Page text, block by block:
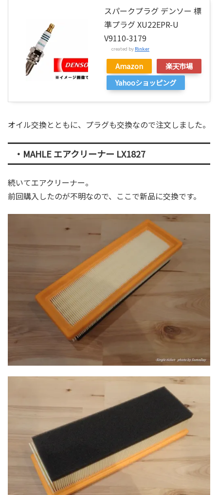
スパークプラグ デンソー 標
準プラグ XU22EPR-U
V9110-3179
created by Rinker
Amazon
楽天市場
Yahooショッピング
オイル交換とともに、プラグも交換なので注文しました。
・MAHLE エアクリーナー LX1827
続いてエアクリーナー。
前回購入したのが不明なので、ここで新品に交換です。